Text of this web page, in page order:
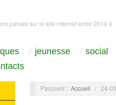
parues sur le site internet entre 2014 à
jeunesse social
Parcourir : Accueil / 24-